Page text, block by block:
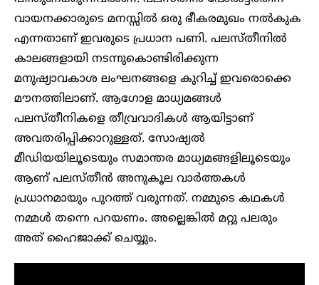
വായനക്കാരുടെ മനസ്സിൽ ഒരു ഭീകരമുഖം നൽകുക
എന്നതാണ് ഇവരുടെ പ്രധാന പണി. പലസ്തീനിൽ
കാലങ്ങളായി നടന്നുകൊണ്ടിരിക്കുന്ന
മനുഷ്യാവകാശ ലംഘനങ്ങളെ കുറിച്ച് ഇവരൊക്കെ
മൗനത്തിലാണ്. ആ​ഗോള മാധ്യമങ്ങൾ
പലസ്തീനികളെ തീവ്രവാദികൾ ആയിട്ടാണ്
അവതരിപ്പിക്കാറുള്ളത്. സോഷ്യൽ
മീഡിയയിലൂടെയും സമാന്തര മാധ്യമങ്ങളിലൂടെയും
ആണ് പലസ്തീൻ അനുകൂല വാർത്തകൾ
പ്രധാനമായും പുറത്ത് വരുന്നത്. നമ്മുടെ കഥകൾ
നമ്മൾ തന്നെ പറയണം. അല്ലെങ്കിൽ മറ്റു പലരും
അത് ഹൈജാക്ക് ചെയ്യും.